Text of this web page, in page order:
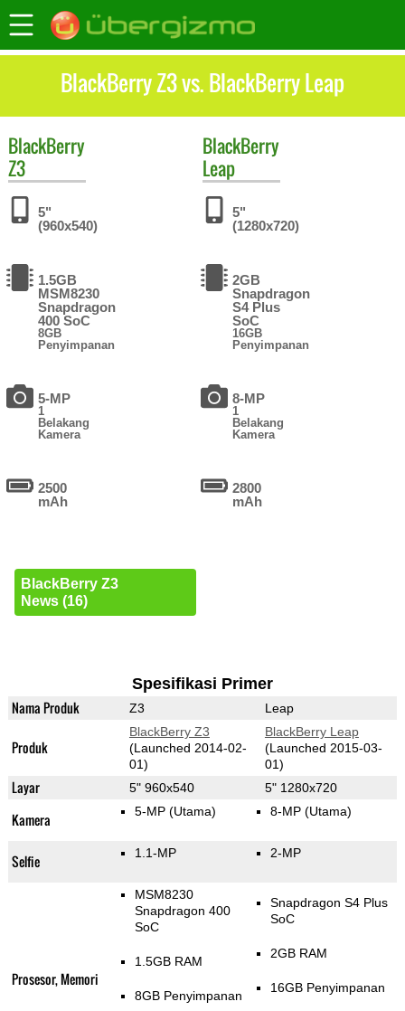
BlackBerry Z3 vs. BlackBerry Leap
BlackBerry
Z3
5"
(960x540)
1.5GB
MSM8230
Snapdragon
400 SoC
8GB
Penyimpanan
5-MP
1
Belakang
Kamera
2500
mAh
BlackBerry Z3
News (16)
BlackBerry
Leap
5"
(1280x720)
2GB
Snapdragon
S4 Plus
SoC
16GB
Penyimpanan
8-MP
1
Belakang
Kamera
2800
mAh
Spesifikasi Primer
Nama Produk Z3 Leap
Produk
BlackBerry Z3
(Launched 2014-02-
01)
BlackBerry Leap
(Launched 2015-03-
01)
Layar 5" 960x540 5" 1280x720
Kamera 5-MP (Utama) 8-MP (Utama)
Selfie 1.1-MP 2-MP
Prosesor, Memori
MSM8230
Snapdragon 400
SoC
1.5GB RAM
8GB Penyimpanan
Snapdragon S4 Plus
SoC
2GB RAM
16GB Penyimpanan